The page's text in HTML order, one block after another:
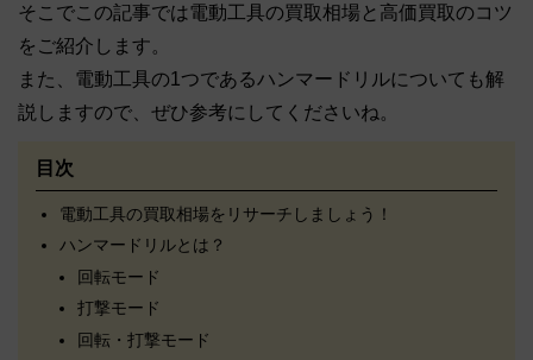
そこでこの記事では電動工具の買取相場と高価買取のコツ
をご紹介します。
また、電動工具の1つであるハンマードリルについても解
説しますので、ぜひ参考にしてくださいね。
目次
電動工具の買取相場をリサーチしましょう！
ハンマードリルとは？
回転モード
打撃モード
回転・打撃モード